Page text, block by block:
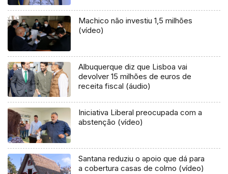
Machico não investiu 1,5 milhões
(vídeo)
Albuquerque diz que Lisboa vai
devolver 15 milhões de euros de
receita fiscal (áudio)
Iniciativa Liberal preocupada com a
abstenção (vídeo)
Santana reduziu o apoio que dá para
a cobertura casas de colmo (vídeo)